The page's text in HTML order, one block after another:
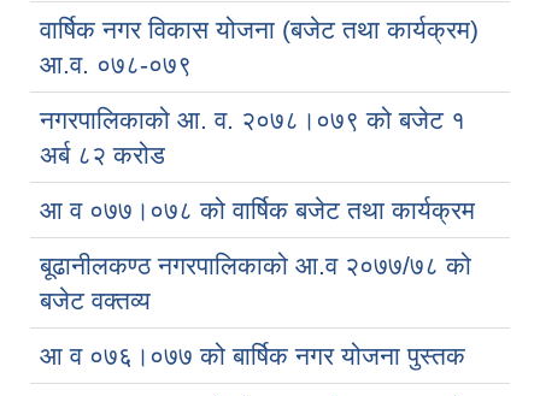
वार्षिक नगर विकास योजना (बजेट तथा कार्यक्रम)
आ.व. ०७८-०७९
नगरपालिकाको आ. व. २०७८।०७९ को बजेट १
अर्ब ८२ करोड
आ व ०७७।०७८ को वार्षिक बजेट तथा कार्यक्रम
बूढानीलकण्ठ नगरपालिकाको आ.व २०७७/७८ को
बजेट वक्तव्य
आ व ०७६।०७७ को बार्षिक नगर योजना पुस्तक